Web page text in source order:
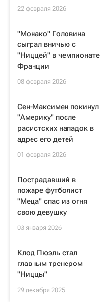
22 февраля 2026
"Монако" Головина
сыграл вничью с
"Ниццей" в чемпионате
Франции
08 февраля 2026
Сен-Максимен покинул
"Америку" после
расистских нападок в
адрес его детей
01 февраля 2026
Пострадавший в
пожаре футболист
"Меца" спас из огня
свою девушку
03 января 2026
Клод Пюэль стал
главным тренером
"Ниццы"
29 декабря 2025